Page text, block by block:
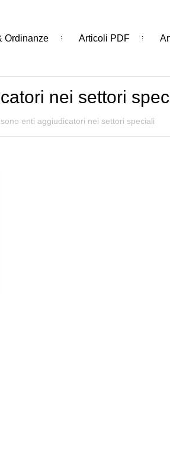
Ordinanze Articoli PDF
nei settori
enti aggiudicatori nei settori speciali